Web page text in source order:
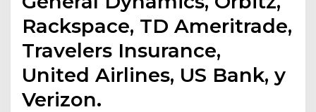
Rackspace, TD Ameritrade,
Travelers Insurance,
United Airlines, US Bank, y
Verizon.